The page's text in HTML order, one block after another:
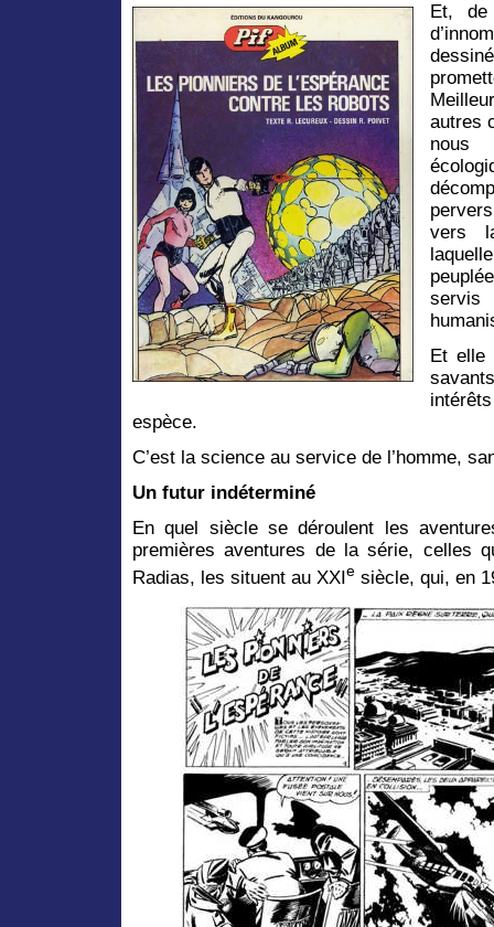
Et, de
autres
nous
vers
servis
Et elle
espèce.
C’est la science au service de l’homme,
Un futur indéterminé
En quel siècle se déroulent les
premières aventures de la série, celles
Radias, les situent au XXIe siècle, qui, en